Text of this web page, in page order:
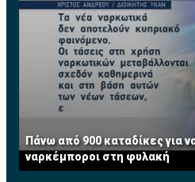
Πάνω από 900 καταδίκες για
ναρκέμποροι στη φυλακή